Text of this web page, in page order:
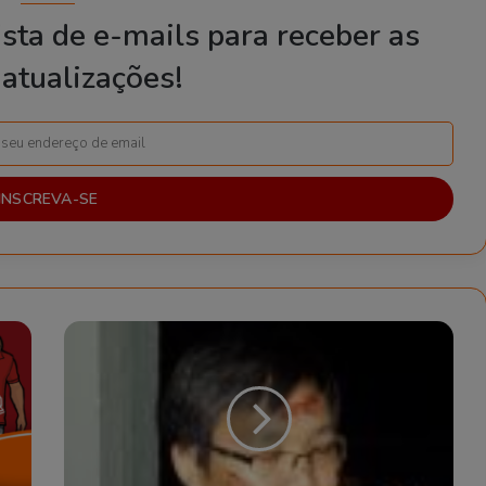
de e-mails para receber as
C